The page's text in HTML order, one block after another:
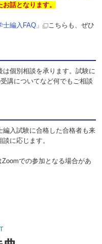
話となります。
士編入FAQ」
こちらも、ぜひ
は個別相談を承ります。試験に
講についてなど何でもご相談
編入試験に合格した合格者も来
に応じます。
での参加となる場合があ